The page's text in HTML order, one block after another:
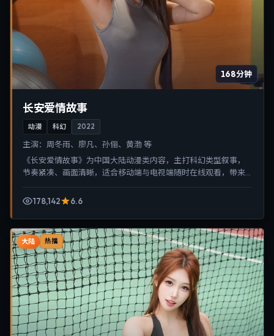
168分钟
长安爱情故事
动漫 科幻 2022
主演： 周冬雨、廖凡、孙俪、黄渤 等
《长安爱情故事》为中国大陆动漫类内容，主打科幻类型叙事，
节奏紧凑、画面清晰，适合移动端与电视端随时在线观看，带来
178,142
6.6
大陆 热播